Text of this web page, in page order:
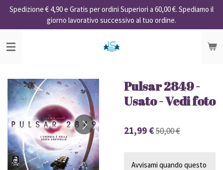
Vai
contenuto
principale
Spedizione € 4,90 e Gratis per ordini Superiori a 60,00 €. Spediamo il
giorno lavorativo successivo al tuo ordine.
Pulsar 2849 -
Usato - Vedi foto
21,99 €50,00 €
Avvisami quando questo